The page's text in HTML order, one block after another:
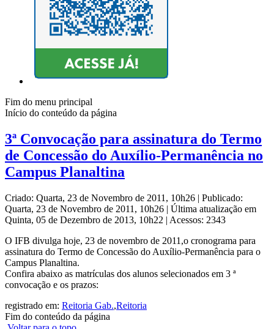
Fim do menu principal
Início do conteúdo da página
3ª Convocação para assinatura do Termo
de Concessão do Auxílio-Permanência no
Campus Planaltina
Criado: Quarta, 23 de Novembro de 2011, 10h26 | Publicado:
Quarta, 23 de Novembro de 2011, 10h26 | Última atualização em
Quinta, 05 de Dezembro de 2013, 10h22 | Acessos: 2343
O IFB divulga hoje, 23 de novembro de 2011,o cronograma para
assinatura do Termo de Concessão do Auxílio-Permanência para o
Campus Planaltina.
Confira abaixo as matrículas dos alunos selecionados em 3 ª
convocação e os prazos:
registrado em: Reitoria Gab.,Reitoria
Fim do conteúdo da página